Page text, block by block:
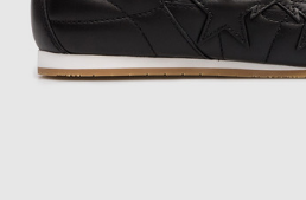
Главная